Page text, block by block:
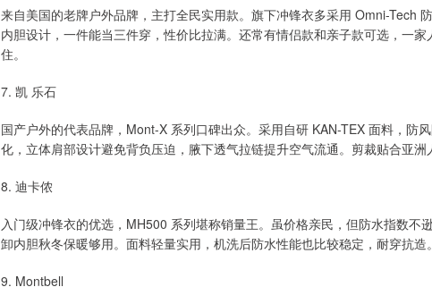
来自美国的老牌户外品牌，主打全民实用款。旗下冲锋衣多采用 Omni-Tech
内胆设计，一件能当三件穿，性价比拉满。还常有情侣款和亲子款可选，一
住。
7. 凯 乐石
国产户外的代表品牌，Mont-X 系列口碑出众。采用自研 KAN-TEX 面料，防
化，立体肩部设计避免背负压迫，腋下透气拉链提升空气流通。剪裁贴合亚洲
8. 迪卡侬
入门级冲锋衣的优选，MH500 系列堪称销量王。虽价格亲民，但防水指数不
卸内胆秋冬保暖够用。面料轻量实用，机洗后防水性能也比较稳定，耐穿抗造
9. Montbell